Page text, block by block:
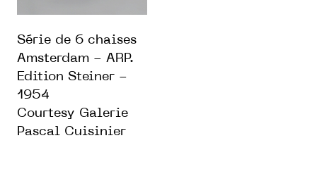
Série de 6 chaises
Amsterdam - ARP.
Edition Steiner -
1954
Courtesy Galerie
Pascal Cuisinier